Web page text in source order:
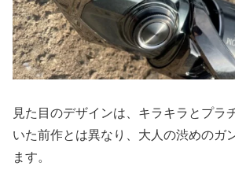
見た目のデザインは、キラキラとプラ
いた前作とは異なり、大人の渋めのガ
ます。